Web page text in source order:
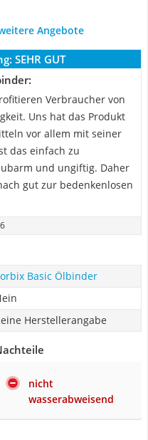
Angebote
SEHR GUT
Verbraucher von
Uns hat das Produkt
vor allem mit seiner
das einfach zu
und ungiftig. Daher
gut zur bedenkenlosen
Basic Ölbinder
Herstellerangabe
nicht
wasserabweisend